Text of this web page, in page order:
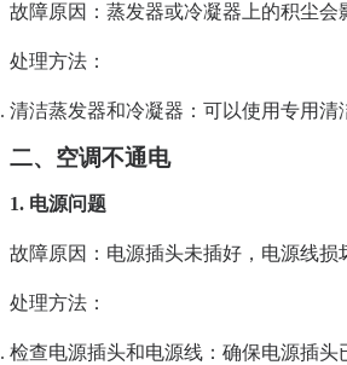
故障原因 ：蒸发器或冷凝器上的积尘
处理方法 ：
清洁蒸发器和冷凝器 ：可以使用专用
二、空调不通电
1. 电源问题
故障原因 ：电源插头未插好，电源线
处理方法 ：
检查电源插头和电源线 ：确保电源插